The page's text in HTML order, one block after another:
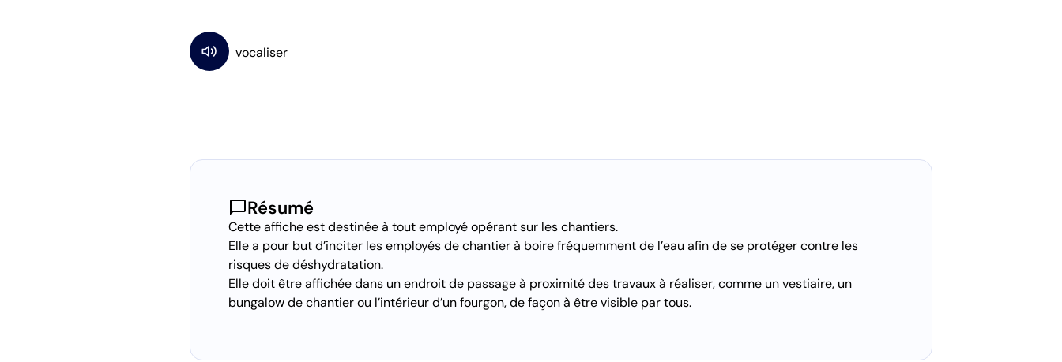
chat_bubbleRésumé
Cette affiche est destinée à tout employé opérant sur les chantiers.
Elle a pour but d’inciter les employés de chantier à boire fréquemment de l’eau afin de se protéger contre les
risques de déshydratation.
Elle doit être affichée dans un endroit de passage à proximité des travaux à réaliser, comme un vestiaire, un
bungalow de chantier ou l’intérieur d’un fourgon, de façon à être visible par tous.